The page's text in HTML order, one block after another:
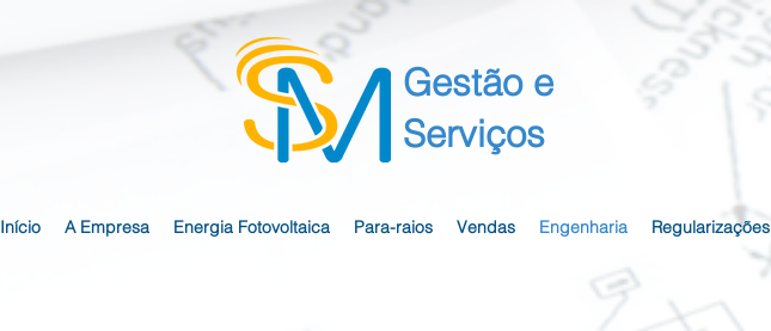
Gestão e
Serviços
Início A Empresa Energia Fotovoltaica Para-raios Vendas Engenharia Regularizações